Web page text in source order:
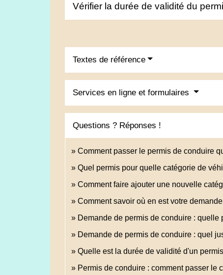
Vérifier la durée de validité du
Textes de référence
Services en ligne et formulaires
Questions ? Réponses !
Comment passer le permis de conduire
Quel permis pour quelle catégorie de
Comment faire ajouter une nouvelle
Comment savoir où en est votre
Demande de permis de conduire :
Demande de permis de conduire : quel
Quelle est la durée de validité d'un
Permis de conduire : comment passer le